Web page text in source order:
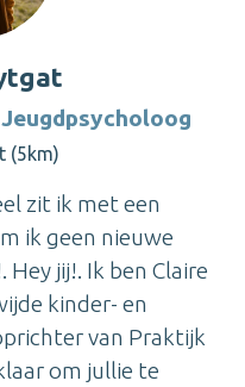
(5km)
zit ik met een
ik geen nieuwe
jij!. Ik ben Claire
kinder- en
van Praktijk
om jullie te